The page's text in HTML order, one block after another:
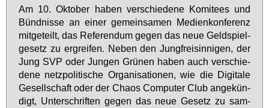
Am 10. Ok­to­ber ha­ben ver­schie­de­ne Ko­mi­tees und
Bünd­nis­se an ei­ner ge­mein­sa­men Me­di­en­kon­fe­renz
mit­ge­teilt, das Re­fe­ren­dum ge­gen das neue Geld­spiel­
ge­setz zu er­grei­fen. Ne­ben den Jung­frei­sin­ni­gen, der
Jung SVP oder Jun­gen Grü­nen ha­ben auch ver­schie­
de­ne netz­po­li­ti­sche Or­ga­ni­sa­tio­nen, wie die Di­gi­ta­le
Ge­sell­schaft oder der Cha­os Com­pu­ter Club an­ge­kün­
digt, Un­ter­schrif­ten ge­gen das neue Ge­setz zu sam­